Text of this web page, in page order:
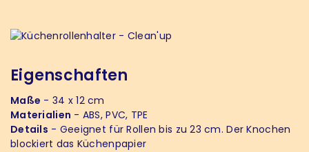
Eigenschaften
Maße - 34 x 12 cm
Materialien - ABS, PVC, TPE
Details - Geeignet für Rollen bis zu 23 cm. Der Knochen
blockiert das Küchenpapier